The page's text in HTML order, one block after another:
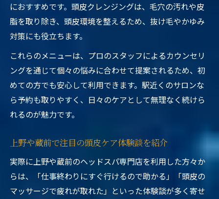
におすすめです。頭皮クレンジングは、毛穴の汚れや皮
脂を取り除き、頭皮環境を整えるため、抜け毛やかゆみ
対策にも役立ちます。
これらのメニューは、プロのスタッフによるカウンセリ
ングを通じて個々の悩みに合わせて提案されるため、初
めての方でも安心して利用できます。駅近くのサロンな
ら予約も取りやすく、日々のケアとして無理なく続けら
れるのが魅力です。
上野や蔵前で注目の頭皮ケア体験談を紹介
実際に上野や蔵前のヘッドスパ専門店を利用した方々か
らは、「仕事終わりにすぐ行けるので助かる」「頭皮の
マッサージで疲れが取れた」といった体験談が多く寄せ